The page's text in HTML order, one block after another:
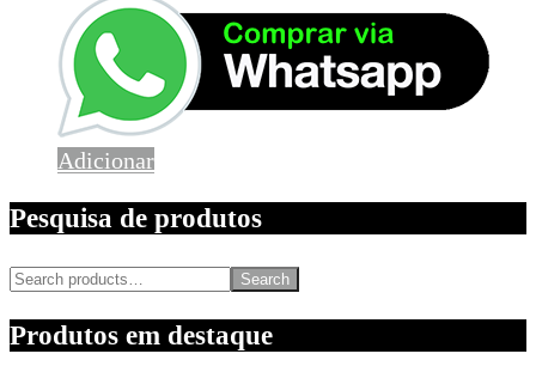
Adicionar
Pesquisa de produtos
Search
Produtos em destaque